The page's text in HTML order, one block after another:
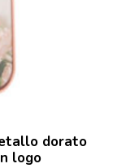
dorato
logo